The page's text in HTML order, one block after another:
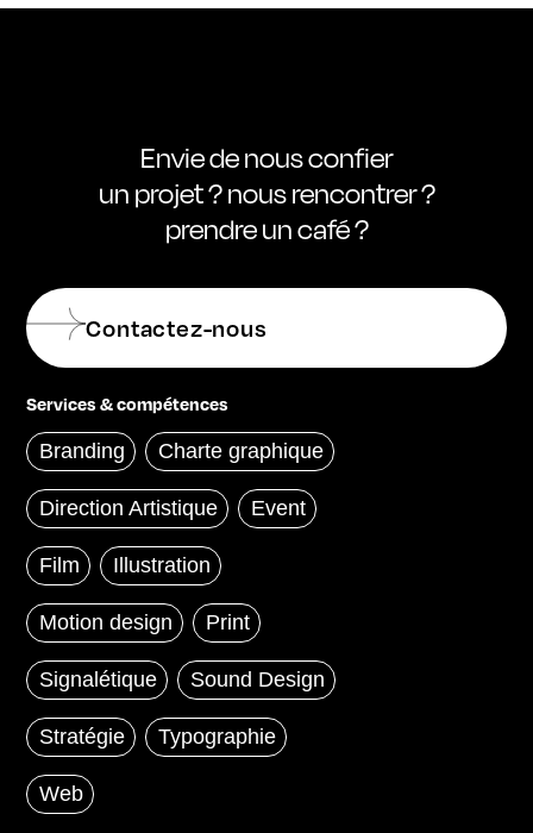
Envie de nous confier
un projet ? nous rencontrer ?
prendre un café ?
Contactez-nous
Services & compétences
Branding Charte graphique
Direction Artistique Event
Film Illustration
Motion design Print
Signalétique Sound Design
Stratégie Typographie
Web